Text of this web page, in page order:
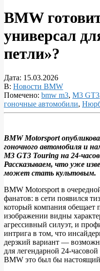
BMW
универсал
петли»?
Дата: 15.03.2026
В: Новости BMW
Помечено: bmw m3, M3 GT3
гоночные автомобили,
BMW
готовит
безумный
M3
универсал
для
«Северной
петли»?
BMW Motorsport
гоночного автомобиля и
M3 GT3 Touring на
Рассказываем, что уже
может стать культовым.
BMW Motorsport в
фанатов: в сети появился
который компания обещает
изображении видны
агрессивный силуэт, и
интрига в том, что
дерзкий вариант —
для легендарной
BMW это был бы